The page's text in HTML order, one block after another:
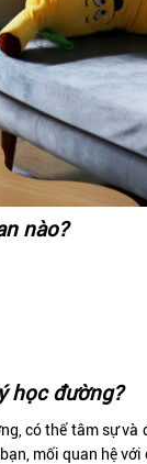
nào?
học đường?
có thể tâm sự
mối quan hệ với